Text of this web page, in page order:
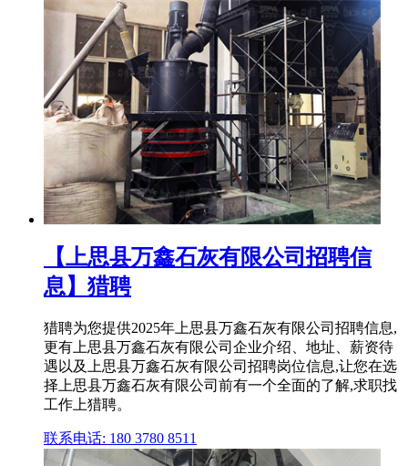
【上思县万鑫石灰有限公司招聘信
息】猎聘
猎聘为您提供2025年上思县万鑫石灰有限公司招聘信息,
更有上思县万鑫石灰有限公司企业介绍、地址、薪资待
遇以及上思县万鑫石灰有限公司招聘岗位信息,让您在选
择上思县万鑫石灰有限公司前有一个全面的了解,求职找
工作上猎聘。
联系电话: 180 3780 8511